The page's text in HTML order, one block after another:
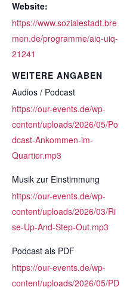
Website:
https://www.sozialestadt.bre
men.de/programme/aiq-uiq-
21241
WEITERE ANGABEN
Audios / Podcast
https://our-events.de/wp-
content/uploads/2026/05/Po
dcast-Ankommen-im-
Quartier.mp3
Musik zur Einstimmung
https://our-events.de/wp-
content/uploads/2026/03/Ri
se-Up-And-Step-Out.mp3
Podcast als PDF
https://our-events.de/wp-
content/uploads/2026/05/PD